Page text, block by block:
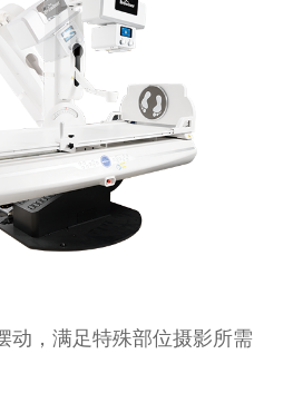
动，满足特殊部位摄影所需